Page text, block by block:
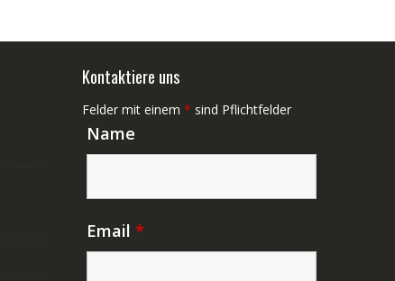
Kontaktiere uns
Felder mit einem * sind Pflichtfelder
Name
Email *